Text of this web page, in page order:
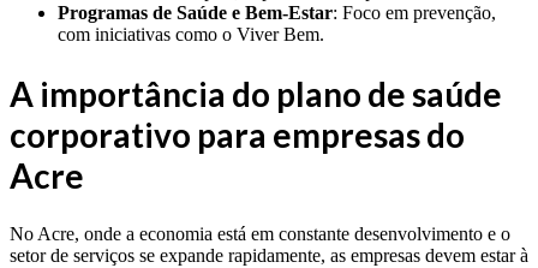
Programas de Saúde e Bem-Estar: Foco em prevenção,
com iniciativas como o Viver Bem.
A importância do plano de saúde
corporativo para empresas do
Acre
No Acre, onde a economia está em constante desenvolvimento e o
setor de serviços se expande rapidamente, as empresas devem estar à